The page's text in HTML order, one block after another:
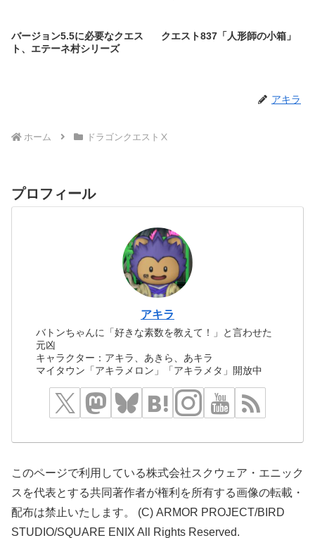
バージョン5.5に必要なクエス
ト、エテーネ村シリーズ
クエスト837「人形師の小箱」
アキラ
ホーム ドラゴンクエストⅩ
プロフィール
アキラ
バトンちゃんに「好きな素数を教えて！」と言わせた
元凶
キャラクター：アキラ、あきら、あキラ
マイタウン「アキラメロン」「アキラメタ」開放中
このページで利用している株式会社スクウェア・エニック
スを代表とする共同著作者が権利を所有する画像の転載・
配布は禁止いたします。 (C) ARMOR PROJECT/BIRD
STUDIO/SQUARE ENIX All Rights Reserved.